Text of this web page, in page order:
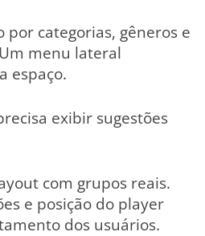
por categorias, gêneros e
menu lateral
espaço.
exibir sugestões
com grupos reais.
e posição do player
dos usuários.